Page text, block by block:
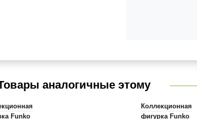
аналогичные этому
Funko
Коллекционная
фигурка Funko